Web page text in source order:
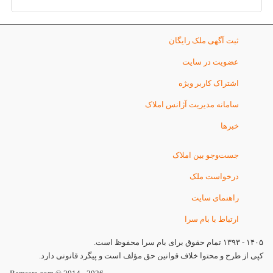
ثبت آگهی ملک رایگان
عضویت در سایت
اشتراک کاربر ویژه
سامانه مدیریت آژانس املاک
خبرها
جست‌وجو بین املاک
درخواست ملک
راهنمای سایت
ارتباط با بام سرا
۱۴۰۵ - ۱۳۹۳ تمام حقوق برای بام سرا محفوظ است.
کپی از طرح و محتوا خلاف قوانین حق مؤلف است و پیگرد قانونی دارد.